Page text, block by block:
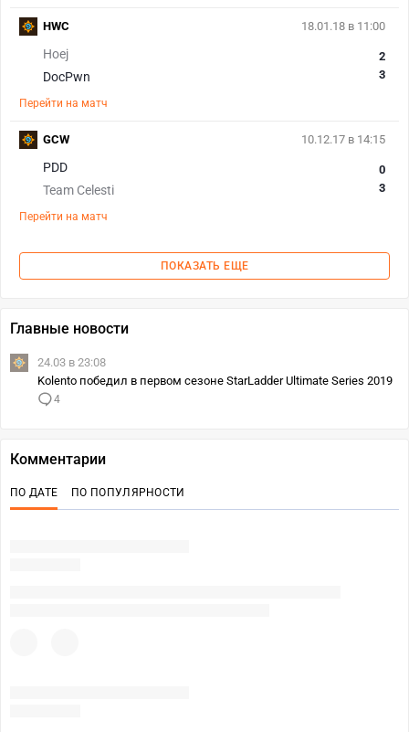
18.01.18 в 11:00
Hoej
DocPwn
2
3
Перейти на матч
HWC
10.12.17 в 14:15
PDD
Team Celesti
0
3
Перейти на матч
GCW
ПОКАЗАТЬ ЕЩЕ
Главные новости
24.03 в 23:08
Kolento победил в первом сезоне StarLadder Ultimate Series 2019
4
Комментарии
ПО ДАТЕ ПО ПОПУЛЯРНОСТИ